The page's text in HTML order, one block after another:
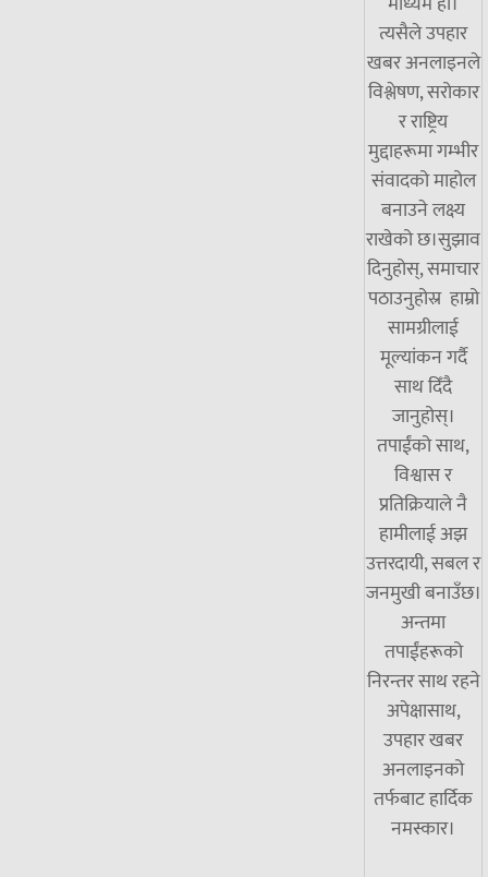
त्यसैले उपहार
खबर अनलाइनले
विश्लेषण, सरोकार
र राष्ट्रिय
मुद्दाहरूमा गम्भीर
संवादको माहोल
बनाउने लक्ष्य
राखेको छ।सुझाव
दिनुहोस्, समाचार
पठाउनुहोस्र हाम्रो
सामग्रीलाई
मूल्यांकन गर्दै
साथ दिँदै
जानुहोस्।
तपाईंको साथ,
विश्वास र
प्रतिक्रियाले नै
हामीलाई अझ
उत्तरदायी, सबल र
जनमुखी बनाउँछ।
अन्तमा
तपाईंहरूको
निरन्तर साथ रहने
अपेक्षासाथ,
उपहार खबर
अनलाइनको
तर्फबाट हार्दिक
नमस्कार।